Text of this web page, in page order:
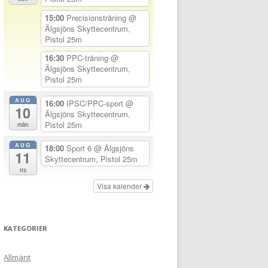
15:00 Precisionsträning @
Älgsjöns Skyttecentrum,
Pistol 25m
16:30 PPC-träning @
Älgsjöns Skyttecentrum,
Pistol 25m
AUG
10
mån
16:00 IPSC/PPC-sport @
Älgsjöns Skyttecentrum,
Pistol 25m
AUG
11
tis
18:00 Sport 6 @ Älgsjöns
Skyttecentrum, Pistol 25m
Visa kalender
KATEGORIER
Allmänt